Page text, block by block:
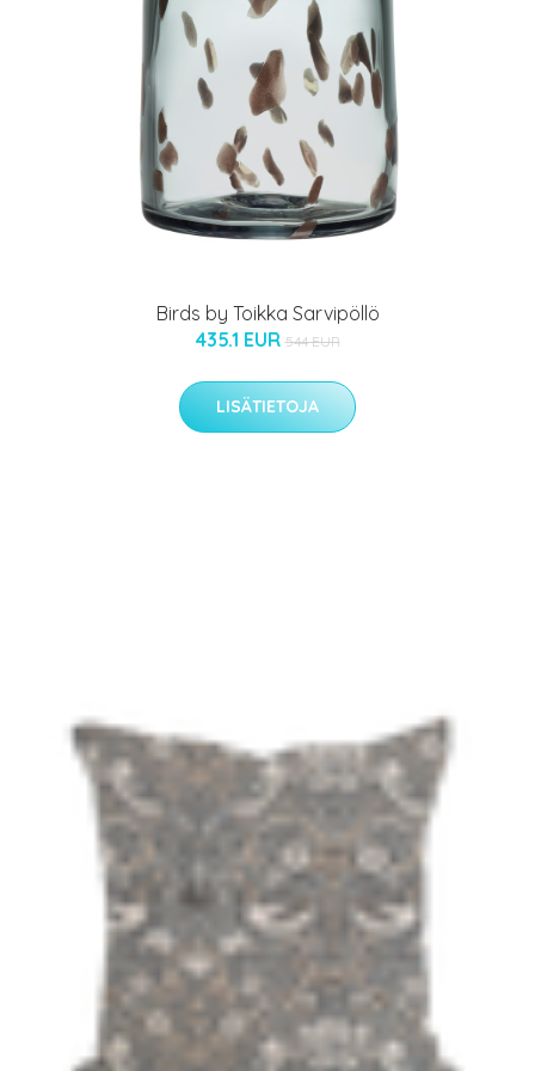
Birds by Toikka Sarvipöllö
435.1 EUR 544 EUR
LISÄTIETOJA